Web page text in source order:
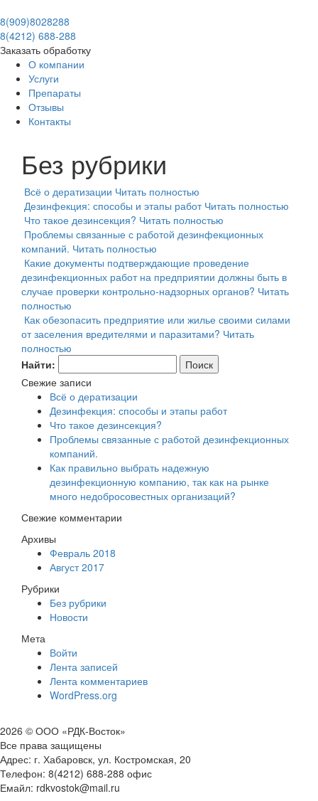
8(909)8028288
8(4212) 688-288
Заказать обработку
О компании
Услуги
Препараты
Отзывы
Контакты
Без рубрики
Всё о дератизации Читать полностью
Дезинфекция: способы и этапы работ Читать полностью
Что такое дезинсекция? Читать полностью
Проблемы связанные с работой дезинфекционных
компаний. Читать полностью
Какие документы подтверждающие проведение
дезинфекционных работ на предприятии должны быть в
случае проверки контрольно-надзорных органов? Читать
полностью
Как обезопасить предприятие или жилье своими силами
от заселения вредителями и паразитами? Читать
полностью
Найти:
Свежие записи
Всё о дератизации
Дезинфекция: способы и этапы работ
Что такое дезинсекция?
Проблемы связанные с работой дезинфекционных
компаний.
Как правильно выбрать надежную
дезинфекционную компанию, так как на рынке
много недобросовестных организаций?
Свежие комментарии
Архивы
Февраль 2018
Август 2017
Рубрики
Без рубрики
Новости
Мета
Войти
Лента записей
Лента комментариев
WordPress.org
2026 © ООО «РДК-Восток»
Все права защищены
Адрес: г. Хабаровск, ул. Костромская, 20
Телефон: 8(4212) 688-288 офис
Емайл: rdkvostok@mail.ru